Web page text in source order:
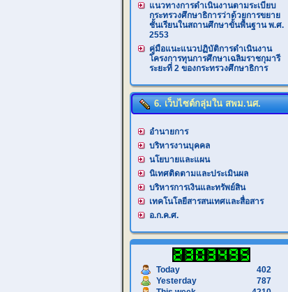
แนวทางการดำเนินงานตามระเบียบ
กระทรวงศึกษาธิการว่าด้วยการขยาย
ชั้นเรียนในสถานศึกษาขั้นพื้นฐาน พ.ศ.
2553
คู่มือแนะแนวปฏิบัติการดำเนินงาน
โครงการทุนการศึกษาเฉลิมราชกุมารี
ระยะที่ 2 ของกระทรวงศึกษาธิการ
6. เว็บไซต์กลุ่มใน สพม.นศ.
อำนายการ
บริหารงานบุคคล
นโยบายและแผน
นิเทศติดตามและประเมินผล
บริหารการเงินและทรัพย์สิน
เทคโนโลยีสารสนเทศและสื่อสาร
อ.ก.ค.ศ.
Today
402
Yesterday
787